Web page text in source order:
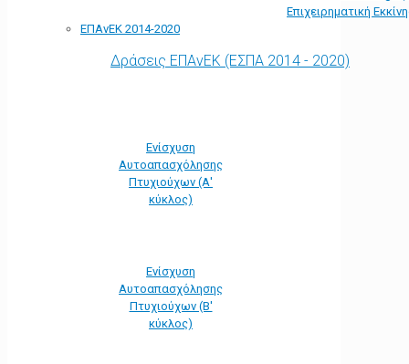
Επιχειρηματική
ΕΠΑνΕΚ 2014-2020
Δράσεις ΕΠΑνΕΚ (ΕΣΠΑ 2014 - 2020)
Ενίσχυση
Αυτοαπασχόλησης
Πτυχιούχων (Α'
κύκλος)
Ενίσχυση
Αυτοαπασχόλησης
Πτυχιούχων (Β'
κύκλος)